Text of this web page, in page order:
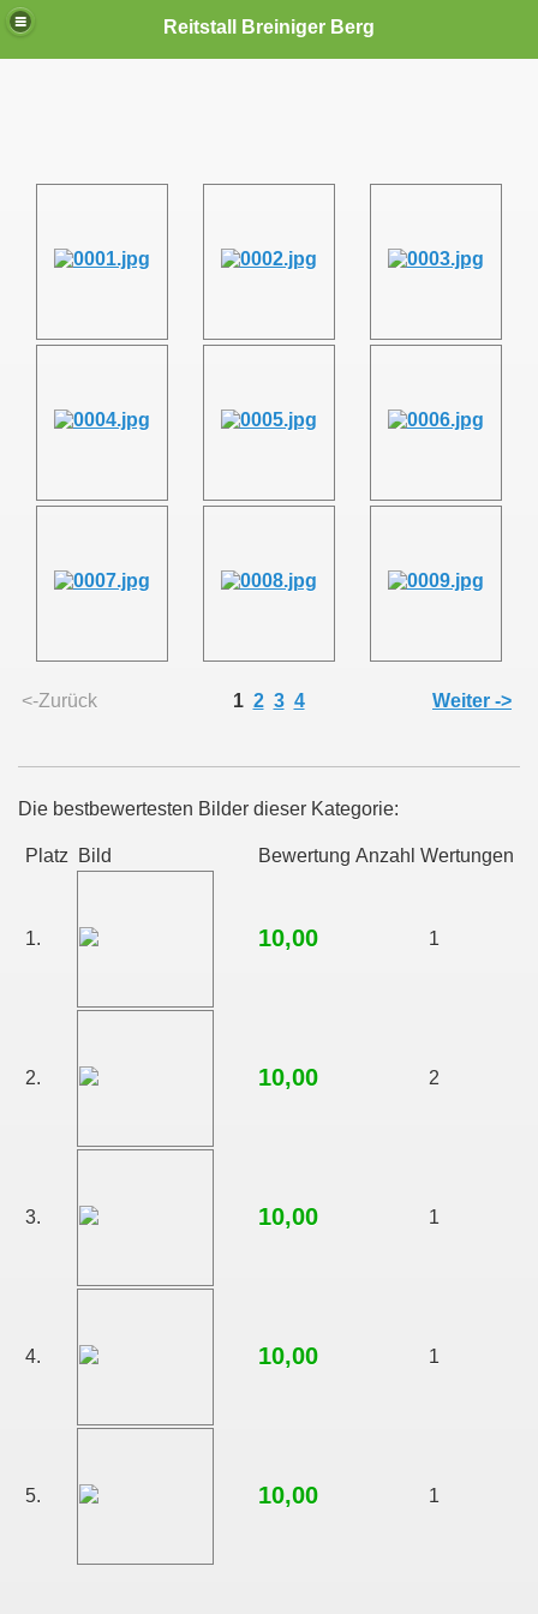
Reitstall Breiniger Berg
<-Zurück 1 2 3 4 Weiter ->
Die bestbewertesten Bilder dieser Kategorie:
Platz Bild Bewertung Anzahl Wertungen
1. 10,00 1
2. 10,00 2
3. 10,00 1
4. 10,00 1
5. 10,00 1